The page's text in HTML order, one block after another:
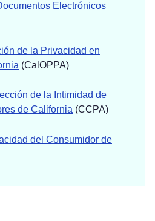
Electrónicos
de la Privacidad en
(CalOPPA)
de la Intimidad de
de California (CCPA)
del Consumidor de